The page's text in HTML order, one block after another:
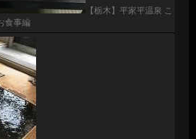
【栃木】平家平温泉 こ
食事編